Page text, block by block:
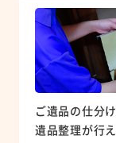
ご遺品の仕分
遺品整理が行